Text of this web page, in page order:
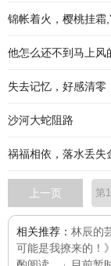
锦帐着火，樱桃挂霜
他怎么还不到马上风
失去记忆，好感清零
沙河大蛇阻路
祸福相依，落水丢失
上一页
相关推荐： 林辰的
可能是我撩来的！